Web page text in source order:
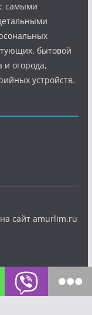
самыми
бытовой
и огорода,
устройств.
сайт amurlim.ru